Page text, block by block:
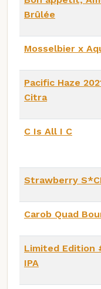
Brûlée
Mosselbier x
Pacific Haze
Citra
C Is All I C
Strawberry
Carob Quad
Limited Edition
IPA